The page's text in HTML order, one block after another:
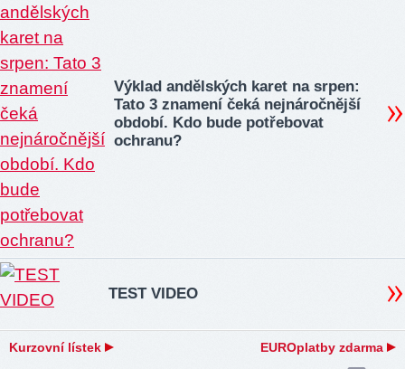
Výklad andělských karet na srpen:
Tato 3 znamení čeká nejnáročnější
období. Kdo bude potřebovat
ochranu?
TEST VIDEO
Kurzovní lístek EUROplatby zdarma